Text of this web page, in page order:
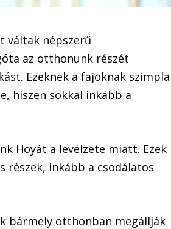
váltak népszerű
az otthonunk részét
Ezeknek a fajoknak szimpla
hiszen sokkal inkább a
Hoyát a levélzete miatt. Ezek
részek, inkább a csodálatos
bármely otthonban megállják